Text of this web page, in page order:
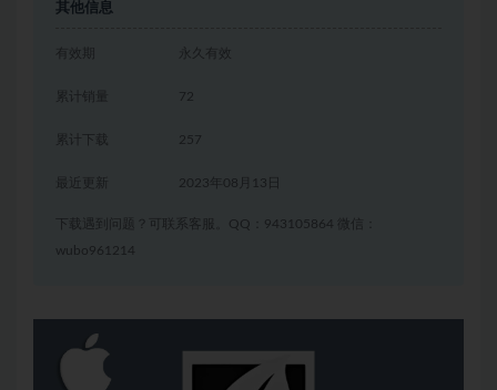
其他信息
有效期 永久有效
累计销量 72
累计下载 257
2023年08月13日
下载遇到问题？可联系客服。QQ：943105864 微信：
wubo961214